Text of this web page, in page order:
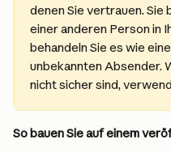
denen Sie vertrauen. Sie
einer anderen Person in
behandeln Sie es wie
unbekannten Absender.
nicht sicher sind,
So bauen Sie auf einem